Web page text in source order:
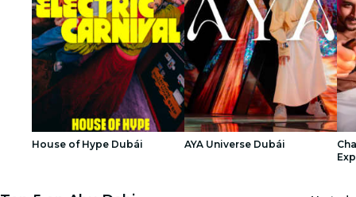
exposiciones
Seúl
recorridos por la ciudad
conciertos
restaurantes
House of Hype Dubái AYA Universe Dubái